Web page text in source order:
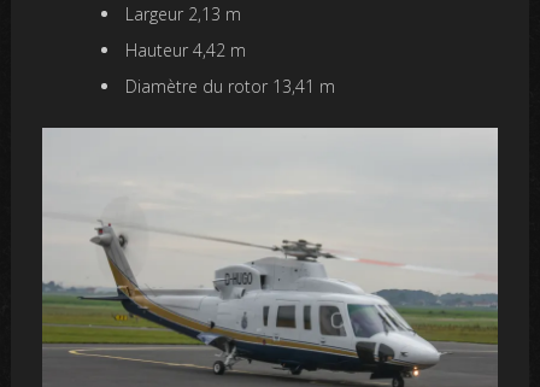
Largeur 2,13 m
Hauteur 4,42 m
Diamètre du rotor 13,41 m